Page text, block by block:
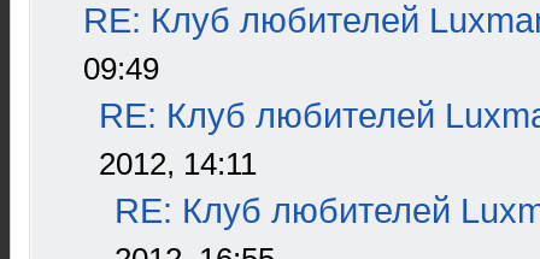
RE: Клуб любителей
09:49
RE: Клуб любителей
2012, 14:11
RE: Клуб любителей